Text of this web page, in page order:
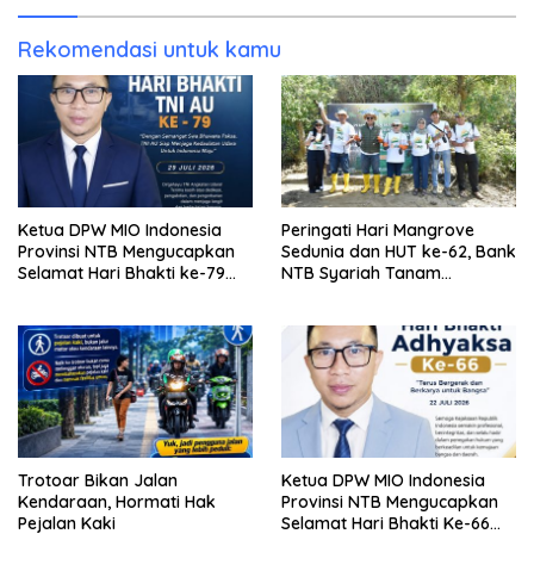
Rekomendasi untuk kamu
Ketua DPW MIO Indonesia
Provinsi NTB Mengucapkan
Selamat Hari Bhakti ke-79
Peringati Hari Mangrove
Sedunia dan HUT ke-62, Bank
NTB Syariah Tanam
Trotoar Bikan Jalan
Kendaraan, Hormati Hak
Pejalan Kaki
Ketua DPW MIO Indonesia
Provinsi NTB Mengucapkan
Selamat Hari Bhakti Ke-66